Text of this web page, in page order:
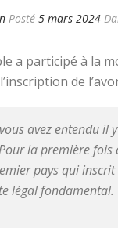
Posté 5 mars 2024
a participé à la
de
avez entendu il
la première fois
pays qui
légal